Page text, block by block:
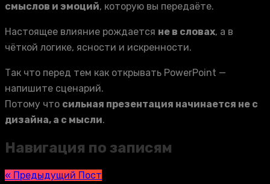
смыслов и эмоций, которую вы передаёте.
Настоящее влияние рождается не в словах, а в
чёткой логике, ясности и искренности.
Так что перед тем как открывать PowerPoint —
напишите сценарий.
Потому что сильная презентация начинается не с
дизайна, а с мысли.
Навигация по записям
« Предыдущий Пост